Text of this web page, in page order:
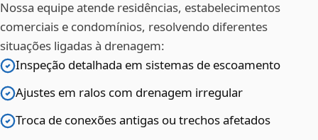
Nossa equipe atende residências, estabelecimentos
comerciais e condomínios, resolvendo diferentes
situações ligadas à drenagem:
Inspeção detalhada em sistemas de escoamento
Ajustes em ralos com drenagem irregular
Troca de conexões antigas ou trechos afetados